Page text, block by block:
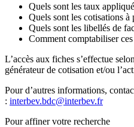
Quels sont les taux
Quels sont les cotisations
Quels sont les libellés de
Comment comptabiliser
L’accès aux fiches s’effectue
générateur de cotisation et/ou
Pour d’autres informations,
: interbev.bdc@interbev.fr
Pour affiner votre recherche